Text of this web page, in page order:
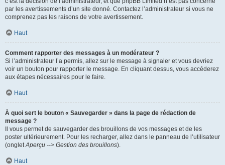
par les avertissements d’un site donné. Contactez l’administrateur si vous ne
comprenez pas les raisons de votre avertissement.
Haut
Comment rapporter des messages à un modérateur ?
Si l’administrateur l’a permis, allez sur le message à signaler et vous devriez
voir un bouton pour rapporter le message. En cliquant dessus, vous accéderez
aux étapes nécessaires pour le faire.
Haut
À quoi sert le bouton « Sauvegarder » dans la page de rédaction de
message ?
Il vous permet de sauvegarder des brouillons de vos messages et de les
poster ultérieurement. Pour les recharger, allez dans le panneau de l’utilisateur
(ongletAperçu --> Gestion des brouillons).
Haut